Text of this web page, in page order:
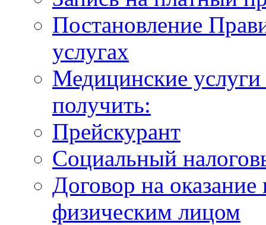
Постановление
услугах
Медицинские
получить:
Прейскурант
Социальный
Договор на
физическим лицом